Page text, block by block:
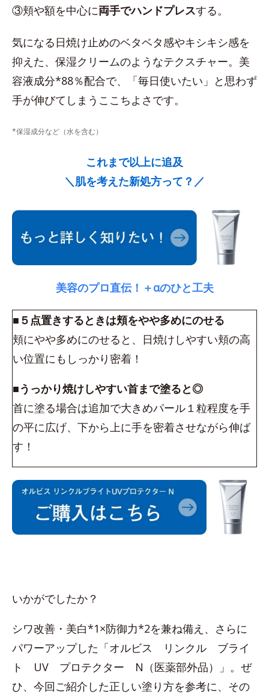
③頬や額を中心に両手でハンドプレスする。
気になる日焼け止めのベタベタ感やキシキシ感を
抑えた、保湿クリームのようなテクスチャー。美
容液成分*88％配合で、「毎日使いたい」と思わず
手が伸びてしまうここちよさです。
*保湿成分など（水を含む）
これまで以上に追及
＼肌を考えた新処方って？／
美容のプロ直伝！＋αのひと工夫
■５点置きするときは頬をやや多めにのせる
頬にやや多めにのせると、日焼けしやすい頬の高
い位置にもしっかり密着！
■うっかり焼けしやすい首まで塗ると◎
首に塗る場合は追加で大きめパール１粒程度を手
の平に広げ、下から上に手を密着させながら伸ば
す！
いかがでしたか？
シワ改善・美白*1×防御力*2を兼ね備え、さらに
パワーアップした「オルビス リンクル ブライ
ト UV プロテクター N（医薬部外品）」。ぜ
ひ、今回ご紹介した正しい塗り方を参考に、その